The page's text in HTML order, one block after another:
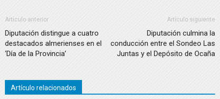
Artículo anterior
Diputación distingue a cuatro
destacados almerienses en el
‘Día de la Provincia’
Artículo siguiente
Diputación culmina la
conducción entre el Sondeo Las
Juntas y el Depósito de Ocaña
Artículo relacionados